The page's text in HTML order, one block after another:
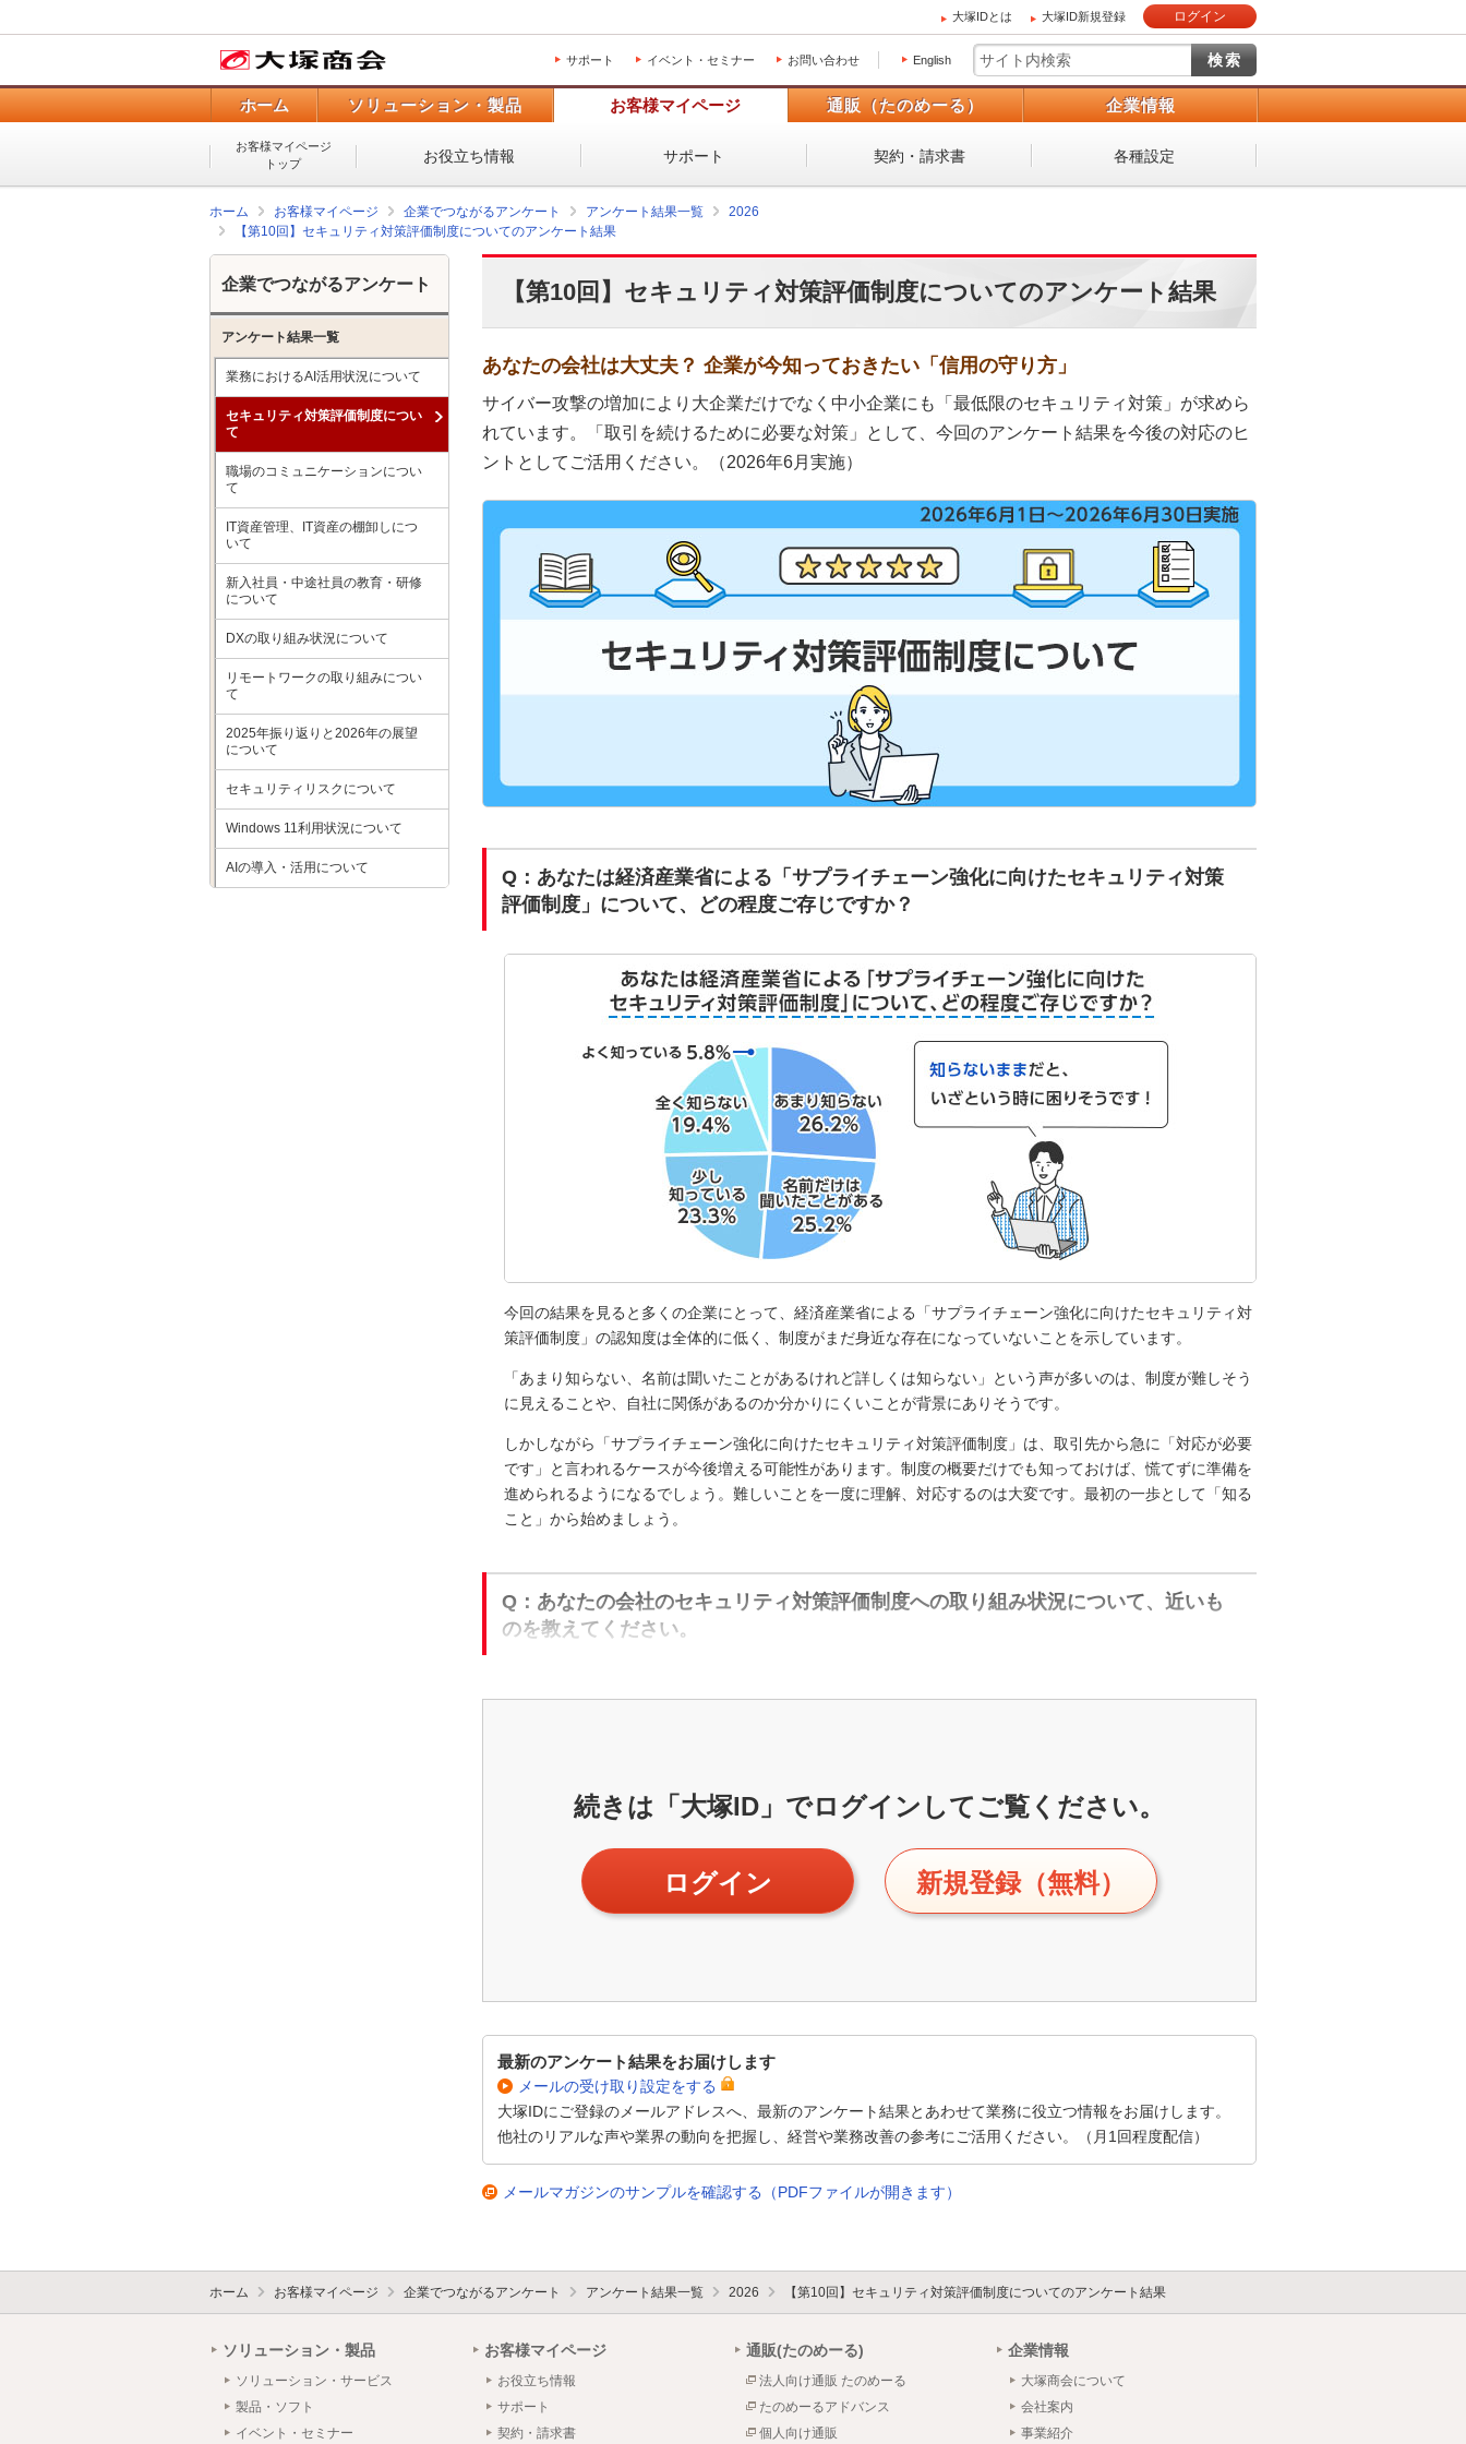
大塚IDとは 大塚ID新規登録 ログイン
サポート イベント・セミナー お問い合わせ English
ホーム ソリューション・製品 お客様マイページ 通販（たのめーる） 企業情報
お客様マイページ
トップ
お役立ち情報 サポート 契約・請求書 各種設定
ホーム お客様マイページ 企業でつながるアンケート アンケート結果一覧
2026
【第10回】セキュリティ対策評価制度についてのアンケート結果
【第10回】セキュリティ対策評価制度についてのアンケート結果
あなたの会社は大丈夫？ 企業が今知っておきたい「信用の守り方」
サイバー攻撃の増加により大企業だけでなく中小企業にも「最低限のセキュリティ対策」が求めら
れています。「取引を続けるために必要な対策」として、今回のアンケート結果を今後の対応のヒ
ントとしてご活用ください。（2026年6月実施）
Q：あなたは経済産業省による「サプライチェーン強化に向けたセキュリティ対策
評価制度」について、どの程度ご存じですか？
今回の結果を見ると多くの企業にとって、経済産業省による「サプライチェーン強化に向けたセキュリティ対
策評価制度」の認知度は全体的に低く、制度がまだ身近な存在になっていないことを示しています。
「あまり知らない、名前は聞いたことがあるけれど詳しくは知らない」という声が多いのは、制度が難しそう
に見えることや、自社に関係があるのか分かりにくいことが背景にありそうです。
しかしながら「サプライチェーン強化に向けたセキュリティ対策評価制度」は、取引先から急に「対応が必要
です」と言われるケースが今後増える可能性があります。制度の概要だけでも知っておけば、慌てずに準備を
進められるようになるでしょう。難しいことを一度に理解、対応するのは大変です。最初の一歩として「知る
こと」から始めましょう。
Q：あなたの会社のセキュリティ対策評価制度への取り組み状況について、近いも
のを教えてください。
続きは「大塚ID」でログインしてご覧ください。
ログイン 新規登録（無料）
最新のアンケート結果をお届けします
メールの受け取り設定をする
大塚IDにご登録のメールアドレスへ、最新のアンケート結果とあわせて業務に役立つ情報をお届けします。
他社のリアルな声や業界の動向を把握し、経営や業務改善の参考にご活用ください。（月1回程度配信）
メールマガジンのサンプルを確認する（PDFファイルが開きます）
企業でつながるアンケート
アンケート結果一覧
業務におけるAI活用状況について
セキュリティ対策評価制度につい
て
職場のコミュニケーションについ
て
IT資産管理、IT資産の棚卸しにつ
いて
新入社員・中途社員の教育・研修
について
DXの取り組み状況について
リモートワークの取り組みについ
て
2025年振り返りと2026年の展望
について
セキュリティリスクについて
Windows 11利用状況について
AIの導入・活用について
ホーム お客様マイページ 企業でつながるアンケート アンケート結果一覧 2026 【第10回】セキュリティ対策評価制度についてのアンケート結果
ソリューション・製品
ソリューション・サービス
製品・ソフト
イベント・セミナー
お客様マイページ
お役立ち情報
サポート
契約・請求書
通販(たのめーる)
法人向け通販 たのめーる
たのめーるアドバンス
個人向け通販
企業情報
大塚商会について
会社案内
事業紹介